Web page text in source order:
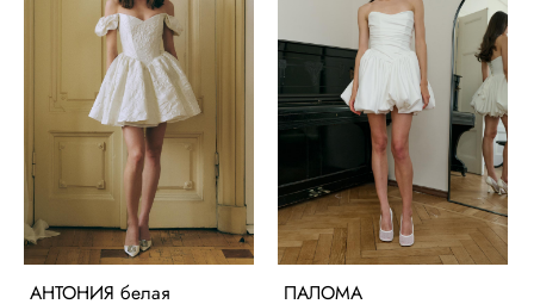
АНТОНИЯ белая ПАЛОМА